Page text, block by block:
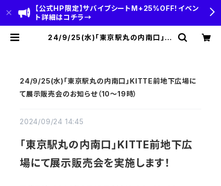
【公式HP限定】サバイブシートM+25%OFF！イベン
ト詳細はコチラ→
24/9/25(水)「東京駅丸の内南口」KI
24/9/25(水)「東京駅丸の内南口」KITTE前地下広場に
て展示販売会のお知らせ（10～19時）
2024/09/24 14:45
「東京駅丸の内南口」KITTE前地下広
場にて展示販売会を実施します！